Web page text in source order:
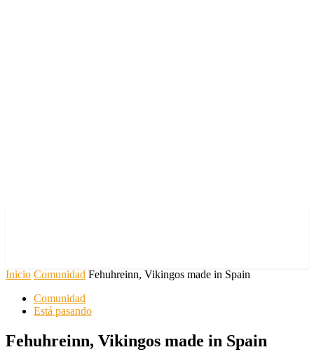
Inicio Comunidad Fehuhreinn, Vikingos made in Spain
Comunidad
Está pasando
Fehuhreinn, Vikingos made in Spain